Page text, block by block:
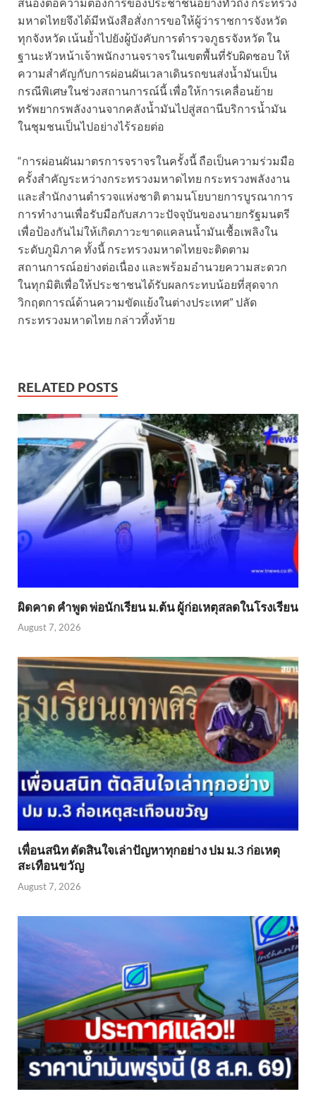
มหาดไทยจึงได้มีหนังสือสั่งการขอให้ผู้ว่าราชการจังหวัด
ทุกจังหวัด เน้นย้ำไปยังผู้บังคับการตำรวจภูธรจังหวัด ใน
ฐานะหัวหน้าเจ้าพนักงานจราจรในเขตพื้นที่รับผิดชอบ ให้
ความสำคัญกับการผ่อนผันเวลาเดินรถขนส่งน้ำมันเป็น
กรณีพิเศษในช่วงสถานการณ์นี้ เพื่อให้การเคลื่อนย้าย
ทรัพยากรพลังงานจากคลังน้ำมันไปสู่สถานีบริการน้ำมัน
ในชุมชนเป็นไปอย่างไร้รอยต่อ
“การผ่อนผันมาตรการจราจรในครั้งนี้ ถือเป็นความร่วมมือ
ครั้งสำคัญระหว่างกระทรวงมหาดไทย กระทรวงพลังงาน
และสำนักงานตำรวจแห่งชาติ ตามนโยบายการบูรณาการ
การทำงานเพื่อรับมือกับสภาวะปัจจุบันของนายกรัฐมนตรี
เพื่อป้องกันไม่ให้เกิดภาวะขาดแคลนน้ำมันเชื้อเพลิงใน
ระดับภูมิภาค ทั้งนี้ กระทรวงมหาดไทยจะติดตาม
สถานการณ์อย่างต่อเนื่อง และพร้อมอำนวยความสะดวก
ในทุกมิติเพื่อให้ประชาชนได้รับผลกระทบน้อยที่สุดจาก
วิกฤตการณ์ด้านความขัดแย้งในต่างประเทศ” ปลัด
กระทรวงมหาดไทย กล่าวทิ้งท้าย
RELATED POSTS
ผิดคาด คำพูด พ่อนักเรียน ม.ต้น ผู้ก่อเหตุสลดในโรงเรียน
August 7, 2026
เพื่อนสนิท ตัดสินใจเล่าปัญหาทุกอย่าง ปม ม.3 ก่อเหตุ
สะเทือนขวัญ
August 7, 2026